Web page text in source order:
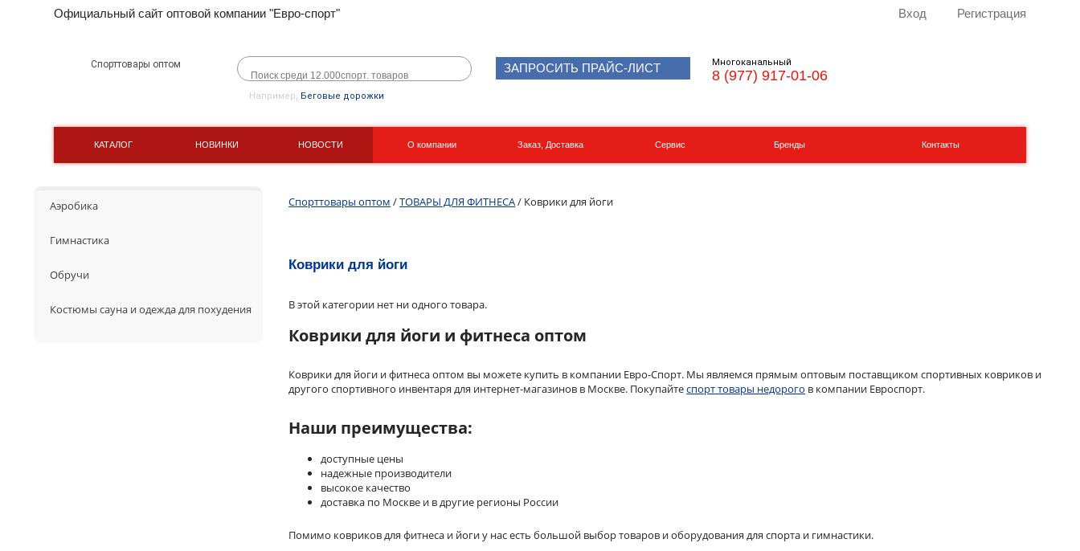
Официальный сайт оптовой компании "Евро-спорт" Вход Регистрация
Спорттовары оптом
Например, Беговые дорожки
ЗАПРОСИТЬ ПРАЙС-ЛИСТ Многоканальный
8 (977) 917-01-06
КАТАЛОГ НОВИНКИ НОВОСТИ О компании Заказ, Доставка Сервис Бренды Контакты
Аэробика
Гимнастика
Обручи
Костюмы сауна и одежда для похудения
Спорттовары оптом /ТОВАРЫ ДЛЯ ФИТНЕСА/ Коврики для йоги
Коврики для йоги
В этой категории нет ни одного товара.
Коврики для йоги и фитнеса оптом
Коврики для йоги и фитнеса оптом вы можете купить в компании Евро-Спорт. Мы являемся прямым оптовым поставщиком спортивных ковриков и
другого спортивного инвентаря для интернет-магазинов в Москве. Покупайтеспорт товары недорого в компании Евроспорт.
Наши преимущества:
доступные цены
надежные производители
высокое качество
доставка по Москве и в другие регионы России
Помимо ковриков для фитнеса и йоги у нас есть большой выбор товаров и оборудования для спорта и гимнастики.